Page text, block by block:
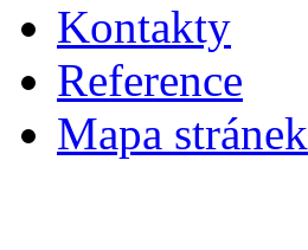
Kontakty
Reference
Mapa stránek